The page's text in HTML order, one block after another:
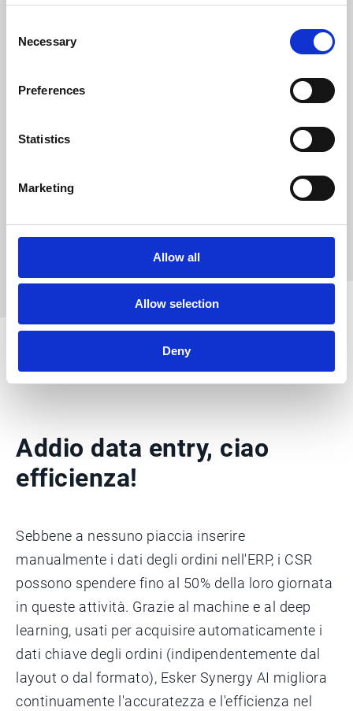
Selection
Necessary
Preferences
Statistics
Marketing
Allow all
Allow selection
Deny
Addio data entry, ciao
efficienza!
Sebbene a nessuno piaccia inserire
manualmente i dati degli ordini nell'ERP, i CSR
possono spendere fino al 50% della loro giornata
in queste attività. Grazie al machine e al deep
learning, usati per acquisire automaticamente i
dati chiave degli ordini (indipendentemente dal
layout o dal formato), Esker Synergy AI migliora
continuamente l'accuratezza e l'efficienza nel